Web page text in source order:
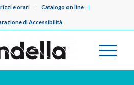
e orari Catalogo on line
di Accessibilità